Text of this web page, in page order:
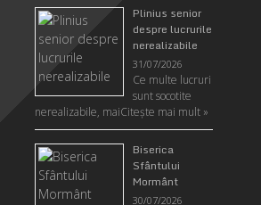
Plinius senior
despre lucrurile
nerealizabile
31/07/2026
Ce multe lucruri
sunt socotite
nerealizabile, maiCiteşte mai mult »
Biserica
Sfântului
Mormânt
30/07/2026